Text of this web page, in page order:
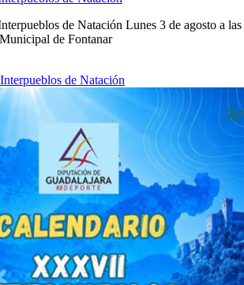
de Natación Lunes 3 de agosto a las
de Fontanar
de Natación